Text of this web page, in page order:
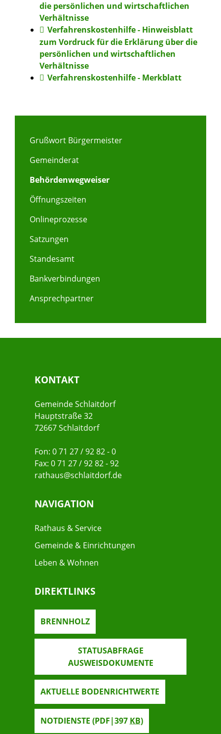
die persönlichen und wirtschaftlichen
Verhältnisse
Verfahrenskostenhilfe - Hinweisblatt
zum Vordruck für die Erklärung über die
persönlichen und wirtschaftlichen
Verhältnisse
Verfahrenskostenhilfe - Merkblatt
Grußwort Bürgermeister
Gemeinderat
Behördenwegweiser
Öffnungszeiten
Onlineprozesse
Satzungen
Standesamt
Bankverbindungen
Ansprechpartner
KONTAKT
Gemeinde Schlaitdorf
Hauptstraße 32
72667 Schlaitdorf
Fon: 0 71 27 / 92 82 - 0
Fax: 0 71 27 / 92 82 - 92
rathaus@schlaitdorf.de
NAVIGATION
Rathaus & Service
Gemeinde & Einrichtungen
Leben & Wohnen
DIREKTLINKS
BRENNHOLZ
STATUSABFRAGE
AUSWEISDOKUMENTE
AKTUELLE BODENRICHTWERTE
NOTDIENSTE (PDF|397 KB)